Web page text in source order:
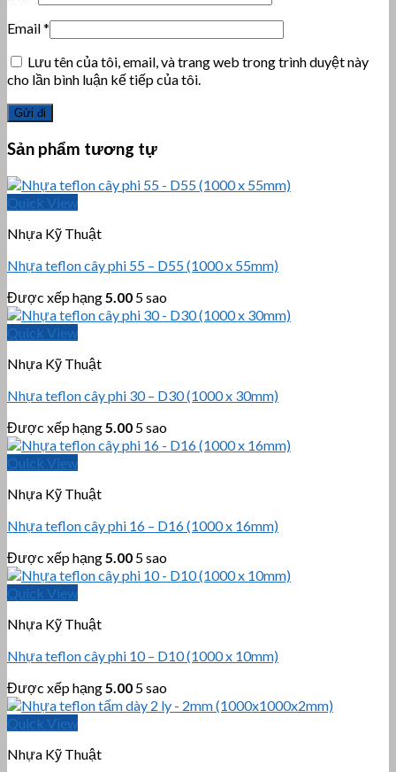
Email*
Lưu tên của tôi, email, và trang web trong trình duyệt này
cho lần bình luận kế tiếp của tôi.
Sản phẩm tương tự
Quick View
Nhựa Kỹ Thuật
Nhựa teflon cây phi 55 – D55 (1000 x 55mm)
Được xếp hạng 5.00 5 sao
Quick View
Nhựa Kỹ Thuật
Nhựa teflon cây phi 30 – D30 (1000 x 30mm)
Được xếp hạng 5.00 5 sao
Quick View
Nhựa Kỹ Thuật
Nhựa teflon cây phi 16 – D16 (1000 x 16mm)
Được xếp hạng 5.00 5 sao
Quick View
Nhựa Kỹ Thuật
Nhựa teflon cây phi 10 – D10 (1000 x 10mm)
Được xếp hạng 5.00 5 sao
Quick View
Nhựa Kỹ Thuật